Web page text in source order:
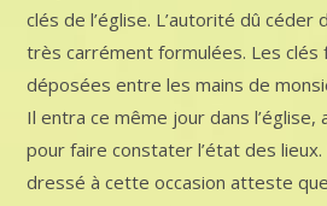
clés de l’église. L’autorité dû céder
très carrément formulées. Les
déposées entre les mains de
Il entra ce même jour dans
pour faire constater l’état des
dressé à cette occasion atteste